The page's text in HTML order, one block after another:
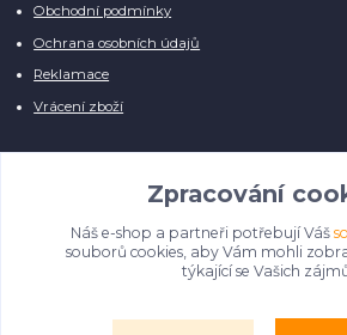
Obchodní podmínky
Ochrana osobních údajů
Reklamace
Vrácení zboží
Manuálně pro Vás kontrolujeme každý produkt,
několika z nich je vyobrazen pouze obrázek
Omlouváme se, na úpravě databáze pilně
Zpracování
Náš e-shop a partneři potřebují Váš
souborů cookies, aby Vám mohli
týkající se Vašich